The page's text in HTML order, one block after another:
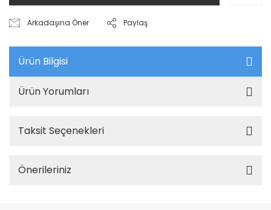
Arkadaşına Öner Paylaş
Ürün Bilgisi
Ürün Yorumları
Taksit Seçenekleri
Önerileriniz